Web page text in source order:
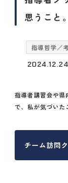
思うこと。
指導哲学／
2024.12.24
指導者講習会や県
で、私が気づいた
チーム訪問